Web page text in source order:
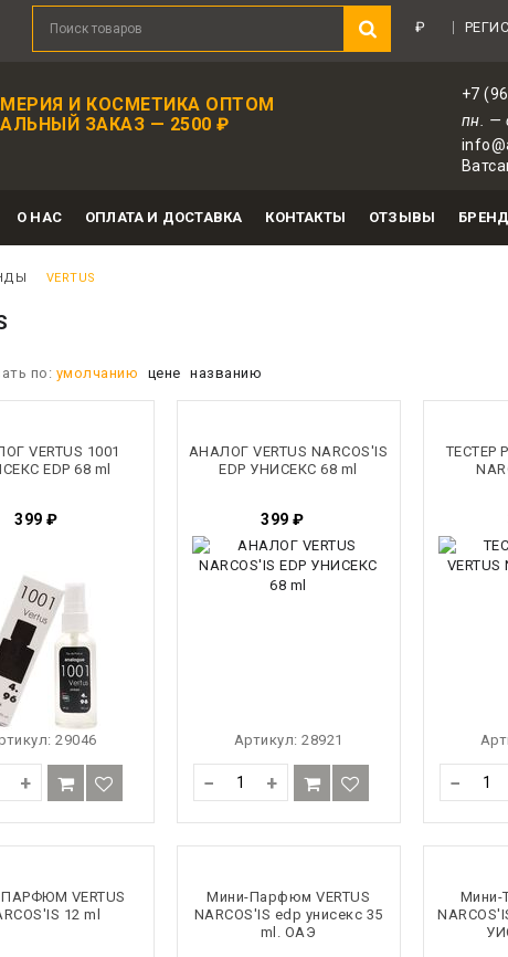
подарок в каждом заказе! ₽
И КОСМЕТИКА ОПТОМ
ЗАКАЗ — 2500 ₽
+7
пн. —
О НАС ОПЛАТА И ДОСТАВКА КОНТАКТЫ ОТЗЫВЫ
VERTUS
по: умолчанию цене названию
VERTUS 1001
EDP 68 ml
399 ₽
29046
+
АНАЛОГ VERTUS NARCOS'IS
EDP УНИСЕКС 68 ml
399 ₽
Артикул:28921
− +
ТЕСТЕР
−
VERTUS
12 ml
Мини-Парфюм VERTUS
NARCOS'IS edp унисекс 35
ml. ОАЭ
Мини-